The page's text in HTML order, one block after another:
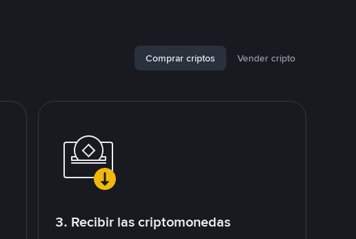
Comprar criptos Vender cripto
3. Recibir las criptomonedas